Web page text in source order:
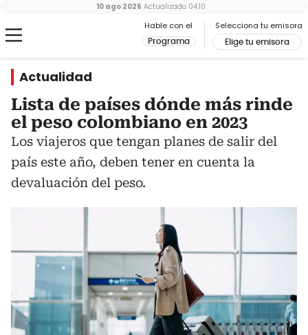
Hable con el
Programa
Selecciona tu emisora
Elige tu emisora
10 ago 2026 Actualizado 04:10
Actualidad
Lista de países dónde más rinde
el peso colombiano en 2023
Los viajeros que tengan planes de salir del
país este año, deben tener en cuenta la
devaluación del peso.